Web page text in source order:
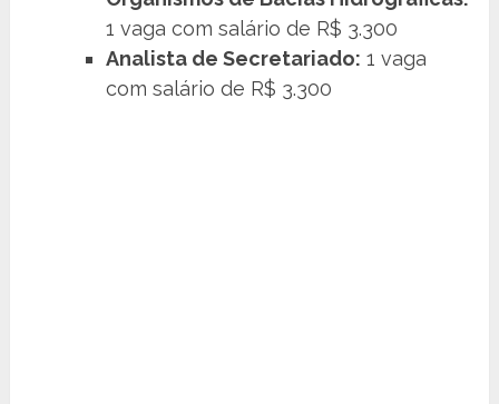
1 vaga com salário de R$ 3.300
Analista de Secretariado: 1 vaga
com salário de R$ 3.300